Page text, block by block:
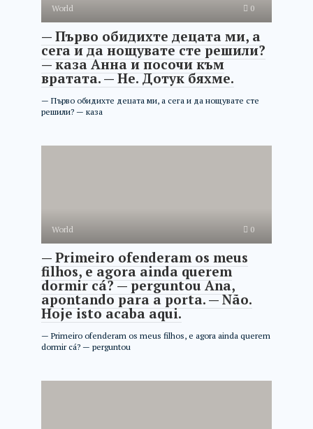
World 0
— Първо обидихте децата ми, а
сега и да нощувате сте решили?
— каза Анна и посочи към
вратата. — Не. Дотук бяхме.
— Първо обидихте децата ми, а сега и да нощувате сте
решили? — каза
World 0
— Primeiro ofenderam os meus
filhos, e agora ainda querem
dormir cá? — perguntou Ana,
apontando para a porta. — Não.
Hoje isto acaba aqui.
— Primeiro ofenderam os meus filhos, e agora ainda querem
dormir cá? — perguntou